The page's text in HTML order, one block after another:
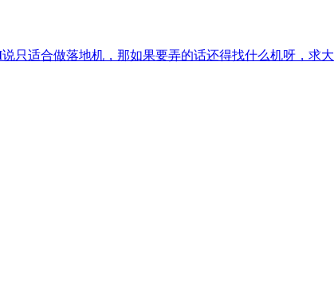
只适合做落地机，那如果要弄的话还得找什么机呀，求